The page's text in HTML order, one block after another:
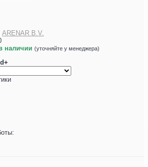
ARENAR B.V.
наличии (уточняйте у менеджера)